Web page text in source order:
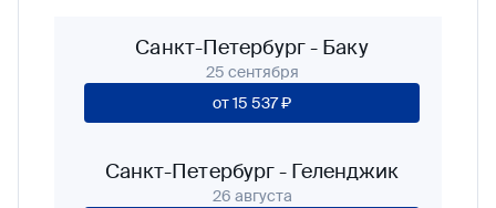
Санкт-Петербург- Баку
25 сентября
от15 537 ₽
Санкт-Петербург- Геленджик
26 августа